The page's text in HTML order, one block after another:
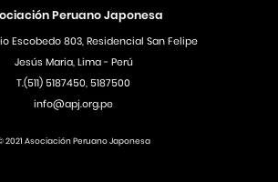
Peruano Japonesa
Escobedo 803, Residencial San Felipe
Jesús Maria, Lima - Perú
T.(511) 5187450, 5187500
info@apj.org.pe
2021 Asociación Peruano Japonesa